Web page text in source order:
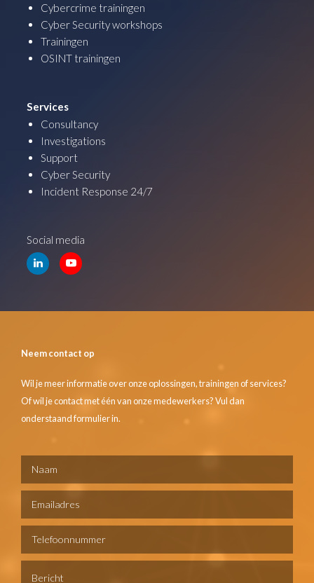
Cybercrime trainingen
Cyber Security workshops
Trainingen
OSINT trainingen
Services
Consultancy
Investigations
Support
Cyber Security
Incident Response 24/7
Social media
Neem contact op
Wil je meer informatie over onze oplossingen, trainingen of services?
Of wil je contact met één van onze medewerkers? Vul dan
onderstaand formulier in.